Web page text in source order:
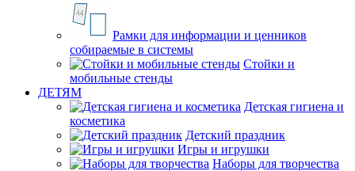
Рамки для информации и ценников
собираемые в системы
Стойки и
мобильные стенды
ДЕТЯМ
Детская гигиена и
косметика
Детский праздник
Игры и игрушки
Наборы для творчества